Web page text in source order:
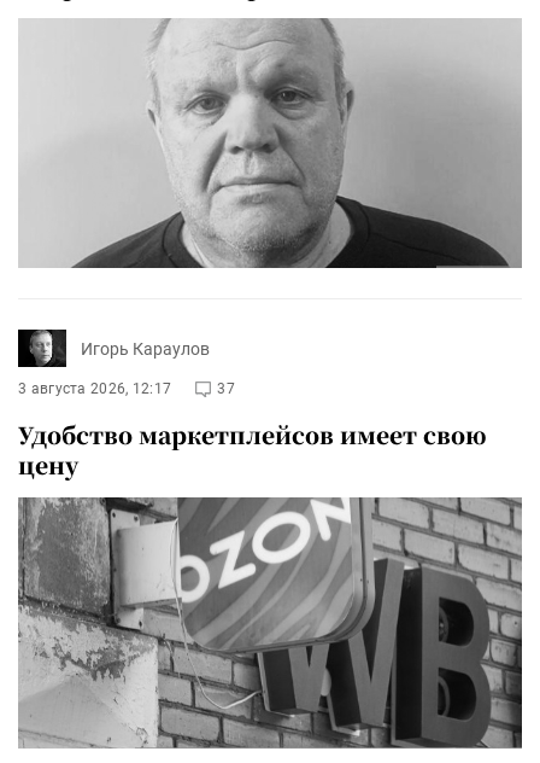
Игорь Караулов
3 августа 2026, 12:17 37
Удобство маркетплейсов имеет свою
цену